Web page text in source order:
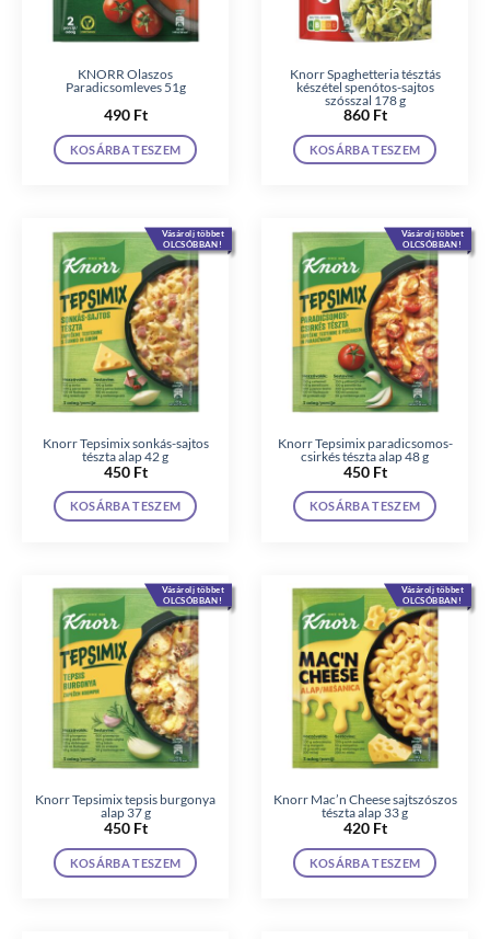
KNORR Olaszos
Paradicsomleves 51g
490 Ft
KOSÁRBA TESZEM
Knorr Spaghetteria tésztás
készétel spenótos-sajtos
szósszal 178 g
860 Ft
KOSÁRBA TESZEM
Vásárolj többet
OLCSÓBBAN!
Knorr Tepsimix sonkás-sajtos
tészta alap 42 g
450 Ft
KOSÁRBA TESZEM
Vásárolj többet
OLCSÓBBAN!
Knorr Tepsimix paradicsomos-
csirkés tészta alap 48 g
450 Ft
KOSÁRBA TESZEM
Vásárolj többet
OLCSÓBBAN!
Knorr Tepsimix tepsis burgonya
alap 37 g
450 Ft
KOSÁRBA TESZEM
Vásárolj többet
OLCSÓBBAN!
Knorr Mac’n Cheese sajtszószos
tészta alap 33 g
420 Ft
KOSÁRBA TESZEM